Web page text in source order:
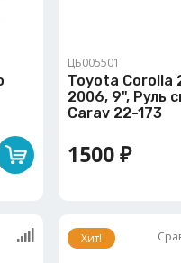
ЦБ005501
Toyota Corolla
2006, 9", Руль
Carav 22-173
1500 ₽
Хит!